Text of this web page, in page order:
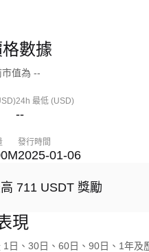
數據
值為 --
24h 最低 (USD)
--
發行時間
2025-01-06
711 USDT 獎勵
現
日、30日、60日、90日、1年及